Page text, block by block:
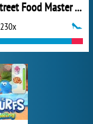
Street Food Master Chef